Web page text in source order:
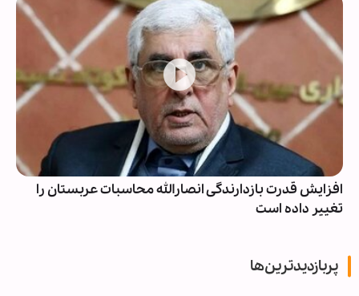
افزایش قدرت بازدارندگی انصارالله محاسبات عربستان را
تغییر داده است
پربازدیدترین‌ها